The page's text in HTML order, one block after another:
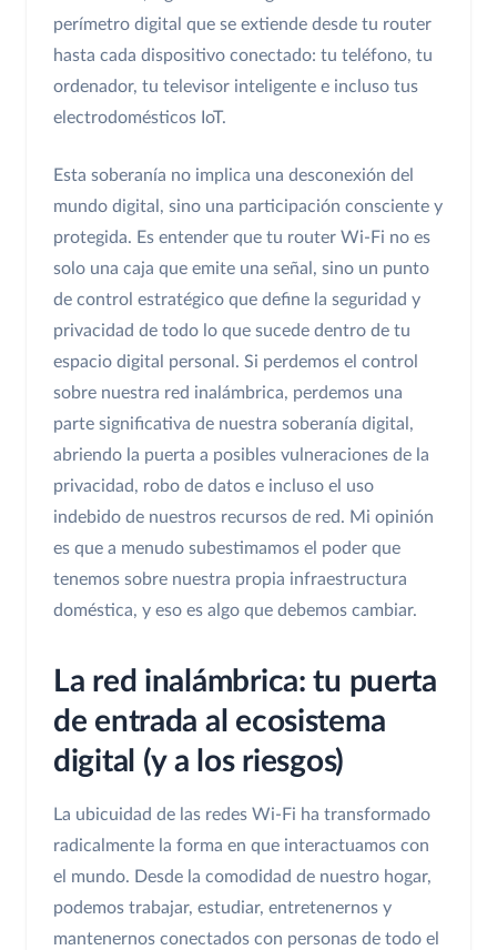
perímetro digital que se extiende desde tu router
hasta cada dispositivo conectado: tu teléfono, tu
ordenador, tu televisor inteligente e incluso tus
electrodomésticos IoT.
Esta soberanía no implica una desconexión del
mundo digital, sino una participación consciente y
protegida. Es entender que tu router Wi-Fi no es
solo una caja que emite una señal, sino un punto
de control estratégico que define la seguridad y
privacidad de todo lo que sucede dentro de tu
espacio digital personal. Si perdemos el control
sobre nuestra red inalámbrica, perdemos una
parte significativa de nuestra soberanía digital,
abriendo la puerta a posibles vulneraciones de la
privacidad, robo de datos e incluso el uso
indebido de nuestros recursos de red. Mi opinión
es que a menudo subestimamos el poder que
tenemos sobre nuestra propia infraestructura
doméstica, y eso es algo que debemos cambiar.
La red inalámbrica: tu puerta
de entrada al ecosistema
digital (y a los riesgos)
La ubicuidad de las redes Wi-Fi ha transformado
radicalmente la forma en que interactuamos con
el mundo. Desde la comodidad de nuestro hogar,
podemos trabajar, estudiar, entretenernos y
mantenernos conectados con personas de todo el